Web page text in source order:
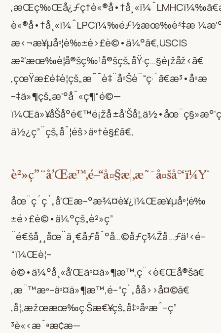
è«®å•†å¸«ï¼ˆLPCï¼‰éƒ½æœ‰è³‡æ
æ‹¬æ¥µåº¦è‰±é›£è©•ä¼°ã€‚USCIS
æ²’æœ‰è¦å®šç‰¹å®šçš„åŸ·ç…§é¡žåž‹ã€
‚çœŸæ­£é‡è¦çš„æ˜¯è‡¨åºŠè¨“ç·´ã€æ³•åº­æ
–‡ä»¶çš„æ’°å¯«ç¶“é©—
ï¼Œä»¥åŠå°é€™é¡žå
ä½¿ç”¨çš„å¯¦éš›äº†è§£ã€‚
è²»ç”¨å’Œæ™‚é–“å¤§æ¦‚æ˜¯å¤šå°‘ï¼Ÿ
åœ¨ç´ç´„å’Œæ–°æ¾¤è¥¿ï¼Œæ¥µåº¦è‰
±é›£è©•ä¼°çš„è²»ç”
¨é€šå¸¸åœ¨ä¸€åƒåˆ°å…©åƒç¾Žå…ƒä¹‹é–
“ï¼Œè¦–
è©•ä¼°å¸«å’Œäº¤ä»¶æ™‚ç¨‹è€Œå®šã€
‚æ¨™æº–äº¤ä»¶æ™‚é–“ç´„åå››å¤©ã€
‚å¦‚æžœæœ‰ç·Šæ€¥çš„å‡ºåº­æˆ–ç”
³è«‹æˆªæ­¢æ—